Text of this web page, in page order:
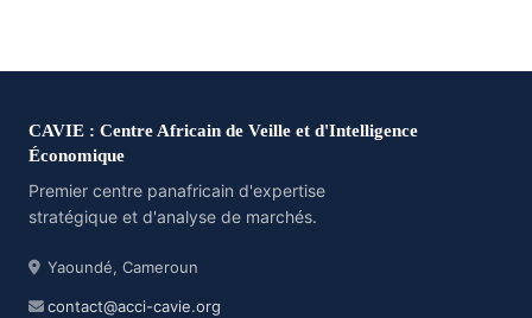
CAVIE : Centre Africain de Veille et d'Intelligence
Économique
Premier centre panafricain d'expertise
stratégique et d'analyse de marchés.
Yaoundé, Cameroun
contact@acci-cavie.org